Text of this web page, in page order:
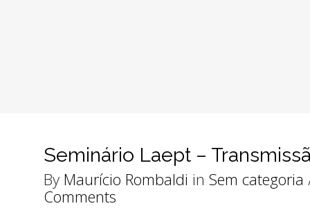
Seminário Laept –
By Maurício Rombaldi in Sem categoria
Comments